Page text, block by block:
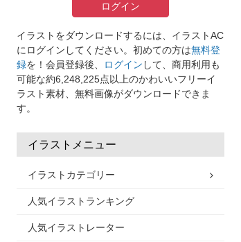
ログイン
イラストをダウンロードするには、イラストAC
にログインしてください。初めての方は無料登
録を！会員登録後、 ログイン して、商用利用も
可能な約6,248,225点以上のかわいいフリーイ
ラスト素材、無料画像がダウンロードできま
す。
イラストメニュー
イラストカテゴリー
人気イラストランキング
人気イラストレーター